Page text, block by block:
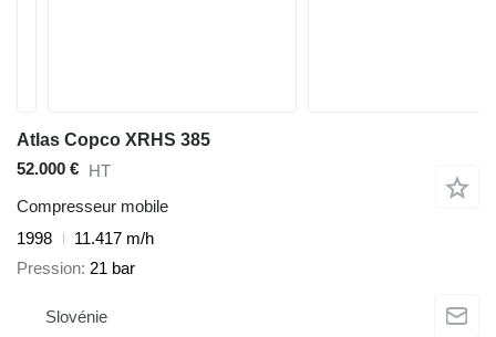
Atlas Copco XRHS 385
52.000 € HT
Compresseur mobile
1998
11.417 m/h
Pression 21 bar
Slovénie